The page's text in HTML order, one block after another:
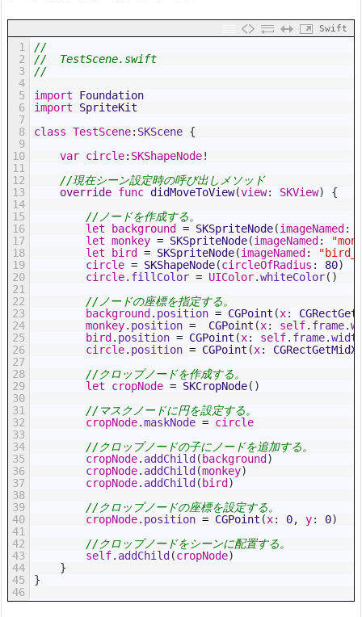
Swift
1
2
3
4
5
6
7
8
9
10
11
12
13
14
15
16
17
18
19
20
21
22
23
24
25
26
27
28
29
30
31
32
33
34
35
36
37
38
39
40
41
42
43
44
45
46
//
//  TestScene.swift
//
import
Foundation
import
SpriteKit
class TestScene: SKScene {
var circle: SKShapeNode!
//現在シーン設定時の呼び出しメソッド
override func didMoveToView(view: SKView)
{
//ノードを作成する。
let
background = SKSpriteNode(imageNamed :
let monkey = SKSpriteNode(imageNamed :
let
bird = SKSpriteNode(imageNamed :
circle = SKShapeNode(circleOfRadius : 80)
circle. fillColor = UIColor.whiteColor( )
//ノードの座標を指定する。
background . position = CGPoint (x:
monkey. position = CGPoint (x: self. frame.
bird . position = CGPoint (x: self. frame.
circle. position = CGPoint (x: CGRectGetMidX
//クロップノードを作成する。
let
cropNode = SKCropNode( )
//マスクノードに円を設定する。
cropNode.maskNode = circle
//クロップノードの子にノードを追加する。
cropNode. addChild ( background )
cropNode. addChild (monkey)
cropNode. addChild ( bird )
//クロップノードの座標を設定する。
cropNode. position = CGPoint (x: 0, y: 0)
//クロップノードをシーンに配置する。
self. addChild (cropNode)
}
}